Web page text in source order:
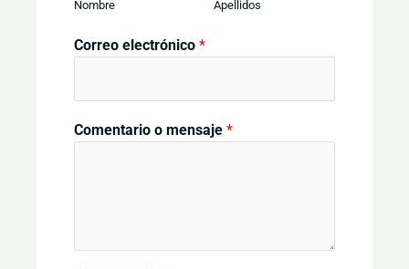
Nombre Apellidos
Correo electrónico *
Comentario o mensaje *